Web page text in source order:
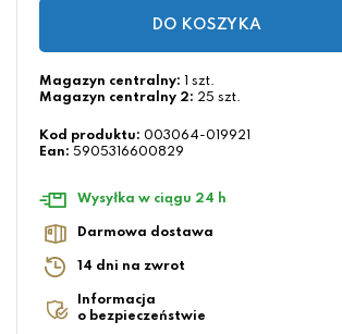
DO KOSZYKA
Magazyn centralny: 1 szt.
Magazyn centralny 2: 25 szt.
Kod produktu: 003064-019921
Ean: 5905316600829
Wysyłka w ciągu 24 h
Darmowa dostawa
14 dni na zwrot
Informacja
o bezpieczeństwie